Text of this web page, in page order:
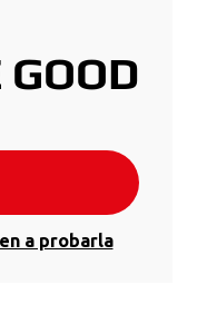
a probarla